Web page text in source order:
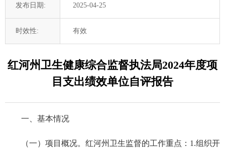
发布日期: 2025-04-25
时效性: 有效
红河州卫生健康综合监督执法局2024年度项
目支出绩效单位自评报告
一、基本情况
（一）项目概况。红河州卫生监督的工作重点：1.组织开